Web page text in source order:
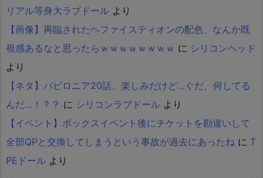
リアル等身大ラブドール より
【画像】再臨されたヘファイスティオンの配色、なんか既
視感あるなと思ったらｗｗｗｗｗｗｗｗ に シリコンヘッド
より
【ネタ】バビロニア20話、楽しみだけど…ぐだ、何してる
んだ…！？？ に シリコンラブドール より
【イベント】ボックスイベント後にチケットを勘違いして
全部QPと交換してしまうという事故が過去にあったね に T
PEドール より